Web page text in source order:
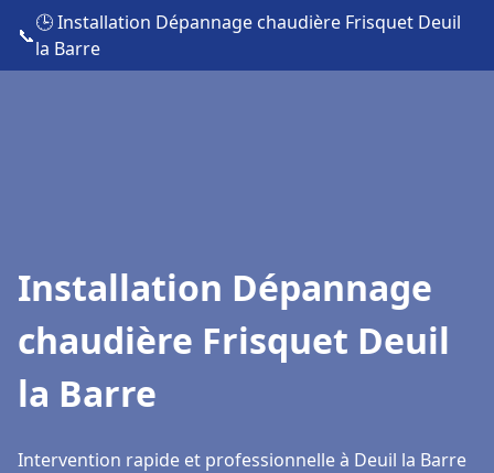
📞
🕒 Installation Dépannage chaudière Frisquet Deuil
la Barre
Installation Dépannage
chaudière Frisquet Deuil
la Barre
Intervention rapide et professionnelle à Deuil la Barre